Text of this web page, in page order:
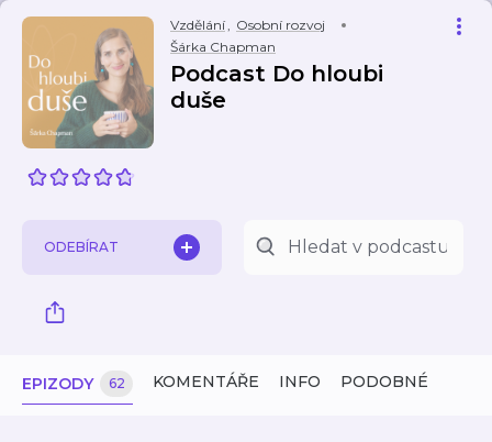
Vzdělání, Osobní rozvoj
Šárka Chapman
Podcast Do hloubi
duše
ODEBÍRAT
EPIZODY 62 KOMENTÁŘE INFO PODOBNÉ